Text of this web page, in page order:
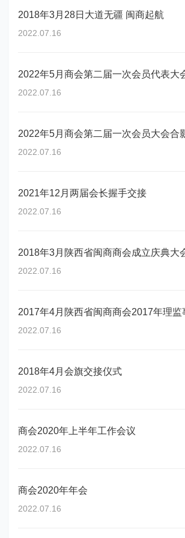
2018年3月28日大道无疆 闽商起航
2022.07.16
2022年5月商会第二届一次会员代表大
2022.07.16
2022年5月商会第二届一次会员大会合
2022.07.16
2021年12月两届会长握手交接
2022.07.16
2018年3月陕西省闽商商会成立庆典大
2022.07.16
2017年4月陕西省闽商商会2017年理监
2022.07.16
2018年4月会旗交接仪式
2022.07.16
商会2020年上半年工作会议
2022.07.16
商会2020年年会
2022.07.16